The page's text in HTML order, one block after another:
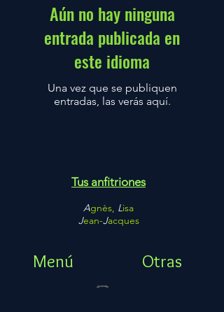
Aún no hay ninguna
entrada publicada en
este idioma
Una vez que se publiquen
entradas, las verás aquí.
Tus anfitriones
Agnès, Lisa
Jean-Jacques
Menú Otras